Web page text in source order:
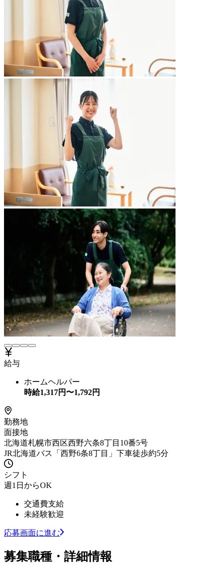
給与
ホームヘルパー
時給1,317円〜1,792円
勤務地
面接地
北海道札幌市西区西野六条8丁目10番5号
JR北海道バス「西野6条8丁目」下車徒歩約5分
シフト
週1日からOK
交通費支給
未経験歓迎
応募画面に進む
募集職種・詳細情報